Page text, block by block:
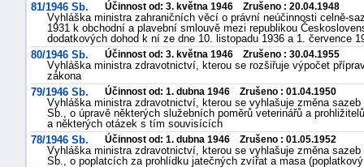
81/1946 Sb.
Účinnost od: 3. května 1946 Zrušeno : 20.04.1948
Vyhláška ministra zahraničních věcí o právní neúčinnosti celně-
1931 k obchodní a plavební smlouvě mezi republikou
dodatkových dohod k ní ze dne 10. listopadu 1936 a 1. července
80/1946 Sb.
Účinnost od: 3. května 1946 Zrušeno : 30.04.1955
Vyhláška ministra zdravotnictví, kterou se rozšiřuje výpočet
zákona
79/1946 Sb.
Účinnost od: 1. dubna 1946 Zrušeno : 01.04.1950
Vyhláška ministra zdravotnictví, kterou se vyhlašuje změna
Sb., o úpravě některých služebních poměrů veterinářů a
a některých otázek s tím souvisících
78/1946 Sb.
Účinnost od: 1. dubna 1946 Zrušeno : 01.05.1952
Vyhláška ministra zdravotnictví, kterou se vyhlašuje změna
Sb., o poplatcích za prohlídku jatečných zvířat a masa